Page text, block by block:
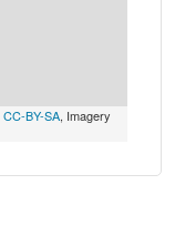
CC-BY-SA, Imagery